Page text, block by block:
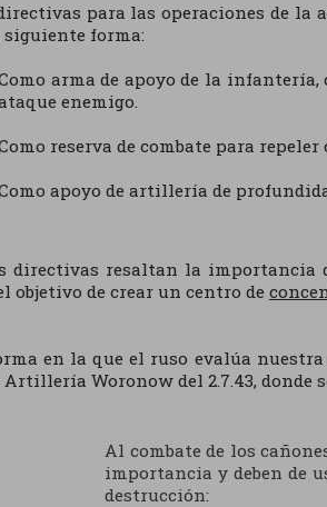
para las operaciones de la
siguiente forma:
arma de apoyo de la
enemigo.
reserva de combate para
apoyo de artillería de
directivas resaltan la importancia
objetivo de crear un centro de
en la que el ruso evalúa
Artillería Woronow del 2.7.43, donde
Al combate de los
importancia y deben de
destrucción: